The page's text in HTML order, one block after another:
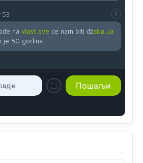
na vlast.sve će nam biti đžaba.Ja
je 50 godina.